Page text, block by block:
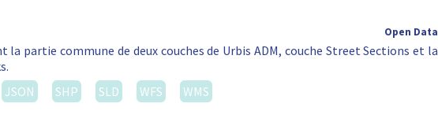
Open Data
partie commune de deux couches de Urbis ADM, couche Street Sections et la
JSON SHP SLD WFS WMS